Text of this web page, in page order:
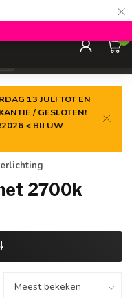
×
0
13 JULI TOT EN
/ GESLOTEN!
< BIJ UW
2700k